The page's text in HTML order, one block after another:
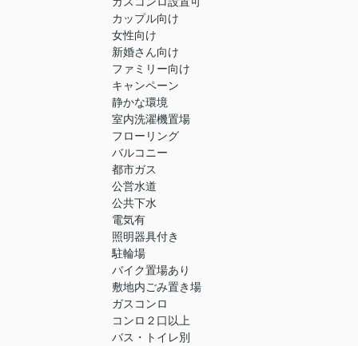
カップル向け
女性向け
新婚さん向け
ファミリー向け
キャンペーン
静かな環境
室内洗濯機置場
フローリング
バルコニー
都市ガス
公営水道
公共下水
電気有
照明器具付き
駐輪場
バイク置場あり
敷地内ごみ置き場
ガスコンロ
コンロ２口以上
バス・トイレ別